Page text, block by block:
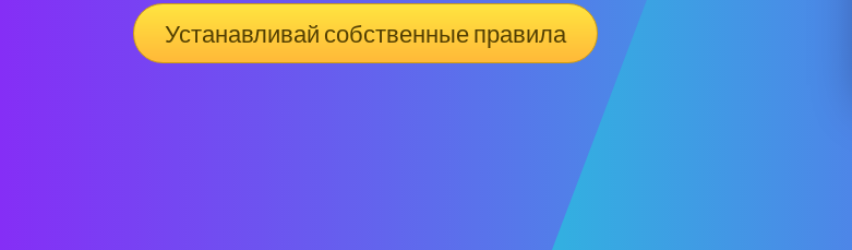
Устанавливай собственные правила